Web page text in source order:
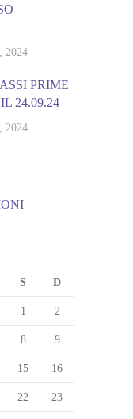
2024
PRIME
24.09.24
2024
S D
1 2
8 9
15 16
22 23